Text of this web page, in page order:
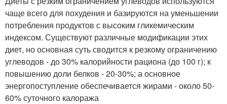
чаще всего для похудения и базируются на уменьшении
потребления продуктов с высоким гликемическим
индексом. Существуют различные модификации этих
диет, но основная суть сводится к резкому ограничению
углеводов - до 30% калорийности рациона (до 100 г); к
повышению доли белков - 20-30%; а основное
энергопоступление обеспечивается жирами - около 50-
60% суточного калоража